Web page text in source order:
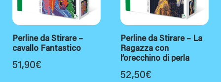
Perline da Stirare –
cavallo Fantastico
51,90€
Perline da Stirare – La
Ragazza con
l’orecchino di perla
52,50€